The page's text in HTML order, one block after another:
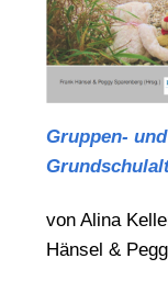
Gruppen-
von Alina
Hänsel &